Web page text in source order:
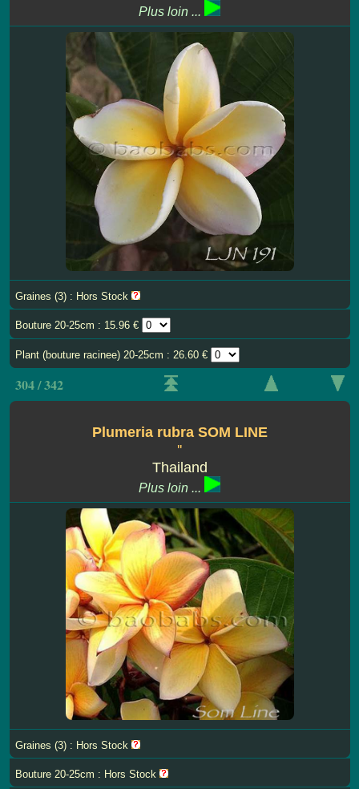
Plus loin ...
Graines (3) : Hors Stock
Bouture 20-25cm : 15.96 €
Plant (bouture racinee) 20-25cm : 26.60 €
304 / 342
Plumeria rubra SOM LINE
''
Thailand
Plus loin ...
Graines (3) : Hors Stock
Bouture 20-25cm : Hors Stock